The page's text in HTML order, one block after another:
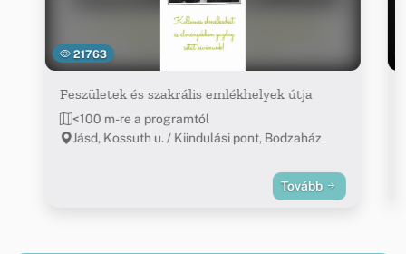
21763
Feszületek és szakrális emlékhelyek útja
<100 m-re a programtól
Jásd, Kossuth u. / Kiindulási pont, Bodzaház
Tovább